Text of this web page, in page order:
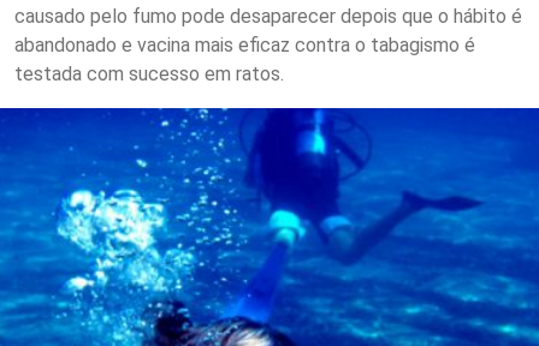
causado pelo fumo pode desaparecer depois que o hábito é
abandonado e vacina mais eficaz contra o tabagismo é
testada com sucesso em ratos.